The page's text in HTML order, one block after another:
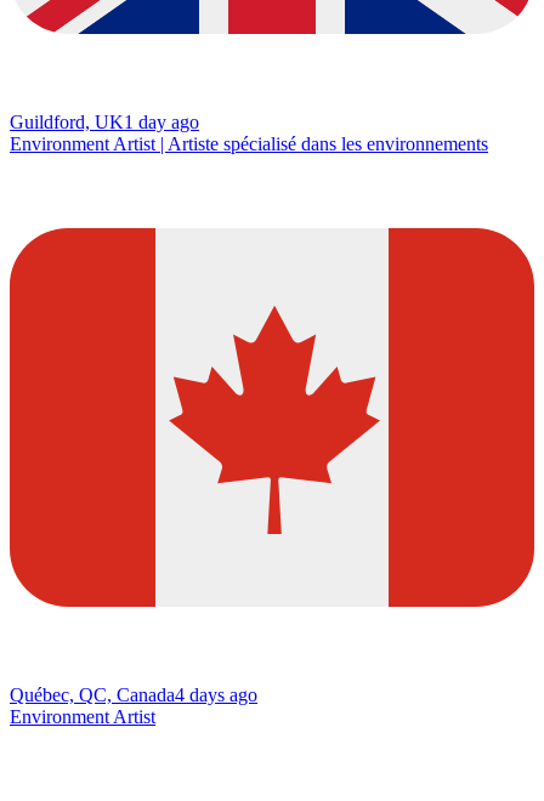
Guildford, UK1 day ago
Environment Artist | Artiste spécialisé dans les environnements
Québec, QC, Canada4 days ago
Environment Artist